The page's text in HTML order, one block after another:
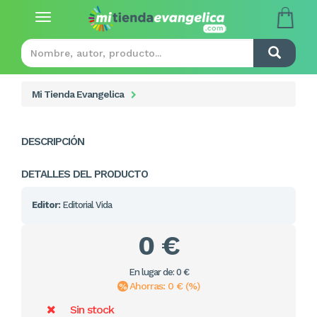
Toggle
Mi Tienda Evangelica
DESCRIPCIÓN
DETALLES DEL PRODUCTO
Editor: Editorial Vida
0 €
En lugar de: 0 €
Ahorras: 0 € (%)
Sin stock